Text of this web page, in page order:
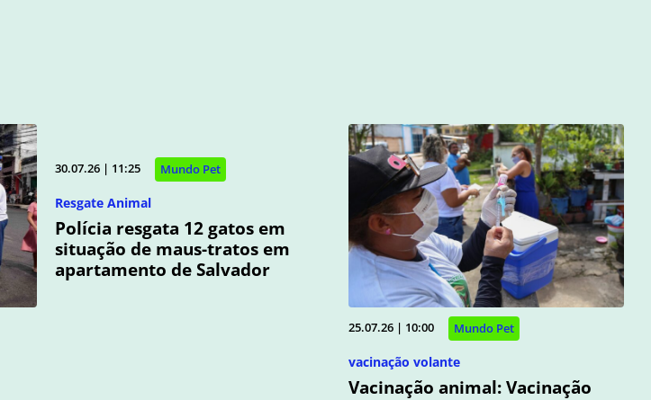
30.07.26 | 11:25 Mundo Pet
Resgate Animal
Polícia resgata 12 gatos em
situação de maus-tratos em
apartamento de Salvador
25.07.26 | 10:00 Mundo Pet
vacinação volante
Vacinação animal: Vacinação